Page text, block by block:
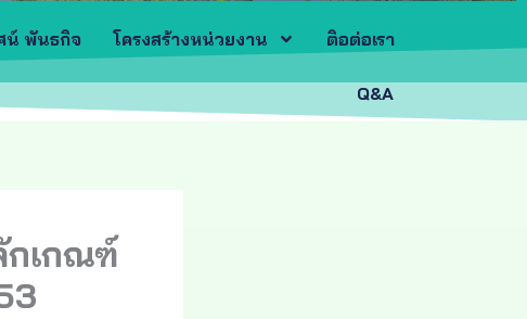
น์ พันธกิจ โครงสร้างหน่วยงาน ติอต่อเรา
Q&A
กเกณฑ์